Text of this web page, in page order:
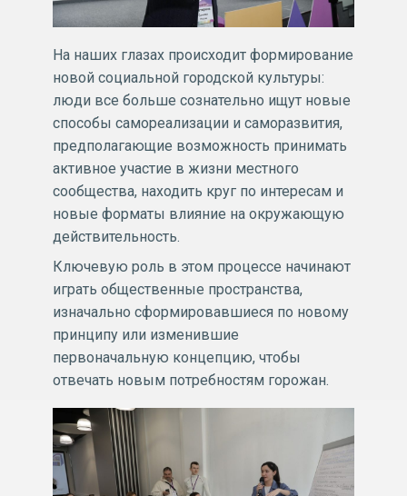
На наших глазах происходит формирование
новой социальной городской культуры:
люди все больше сознательно ищут новые
способы самореализации и саморазвития,
предполагающие возможность принимать
активное участие в жизни местного
сообщества, находить круг по интересам и
новые форматы влияние на окружающую
действительность.
Ключевую роль в этом процессе начинают
играть общественные пространства,
изначально сформировавшиеся по новому
принципу или изменившие
первоначальную концепцию, чтобы
отвечать новым потребностям горожан.